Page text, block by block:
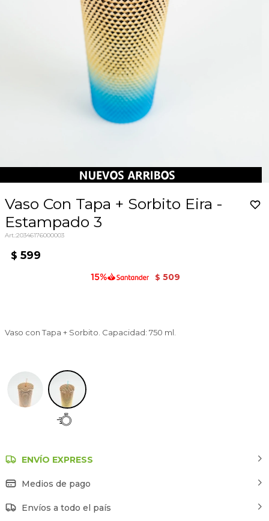
Vaso Con Tapa + Sorbito Eira -
Estampado 3
20346176000003
$ 599
$ 509
Vaso con Tapa + Sorbito. Capacidad: 750 ml.
ENVÍO EXPRESS
Medios de pago
Envíos a todo el país